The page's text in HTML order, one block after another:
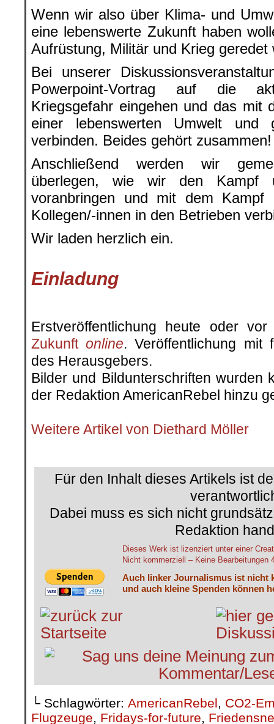
Wenn wir also über Klima- und
eine lebenswerte Zukunft haben
Aufrüstung, Militär und Krieg geredet
Bei unserer
Powerpoint-Vortrag auf die
Kriegsgefahr eingehen und das mit
einer lebenswerten Umwelt und
verbinden. Beides gehört zusammen!
Anschließend werden wir
überlegen, wie wir den Kampf
voranbringen und mit dem Kampf
Kollegen/-innen in den Betrieben
Wir laden herzlich ein.
Einladung
Erstveröffentlichung heute oder
Zukunftonline. Veröffentlichung mit
des Herausgebers.
Bilder und Bildunterschriften wurden
der Redaktion AmericanRebel hinzu
Weitere Artikel von Diethard Möller
Für den Inhalt dieses Artikels ist
Dabei muss es sich nicht
Redaktion
Dieses Werk ist lizenziert unter einer
Nicht kommerziell – Keine Bearbeitungen
Auch linker Journalismus ist nicht
und auch kleine Spenden können
└ Schlagwörter: AmericanRebel, CO2-
Flugzeuge, Fridays-for-future,